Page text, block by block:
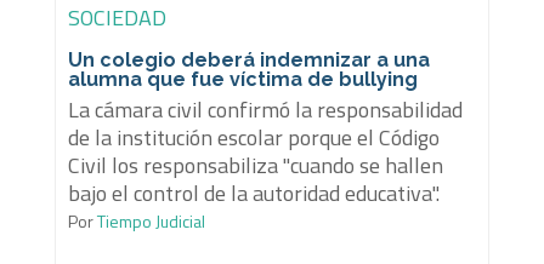
SOCIEDAD
Un colegio deberá indemnizar a una
alumna que fue víctima de bullying
La cámara civil confirmó la responsabilidad
de la institución escolar porque el Código
Civil los responsabiliza "cuando se hallen
bajo el control de la autoridad educativa".
PorTiempo Judicial